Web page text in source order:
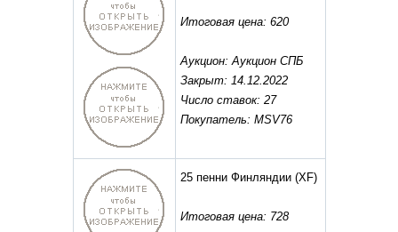
Итоговая цена: 620
Аукцион: Аукцион СПБ
Закрыт: 14.12.2022
Число ставок: 27
Покупатель: MSV76
25 пенни Финляндии(XF)
Итоговая цена: 728